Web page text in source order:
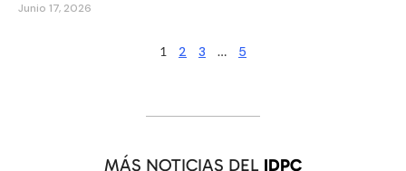
Junio 17, 2026
1 2 3 … 5
MÁS NOTICIAS DEL IDPC